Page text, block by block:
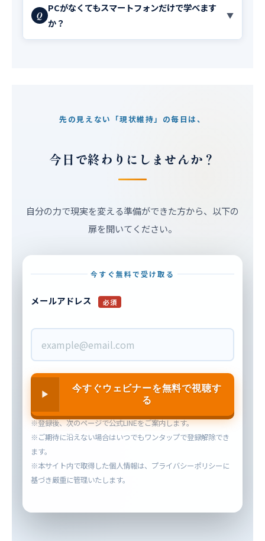
Q
PCがなくてもスマートフォンだけで学べます
か？
▼
先の見えない「現状維持」の毎日は、
今日で終わりにしませんか？
自分の力で現実を変える準備ができた方から、以下の
扉を開いてください。
今すぐ無料で受け取る
メールアドレス 必須
今すぐウェビナーを無料で視聴す
る
※登録後、次のページで公式LINEをご案内します。
※ご期待に沿えない場合はいつでもワンタップで登録解除でき
ます。
※本サイト内で取得した個人情報は、プライバシーポリシーに
基づき厳重に管理いたします。